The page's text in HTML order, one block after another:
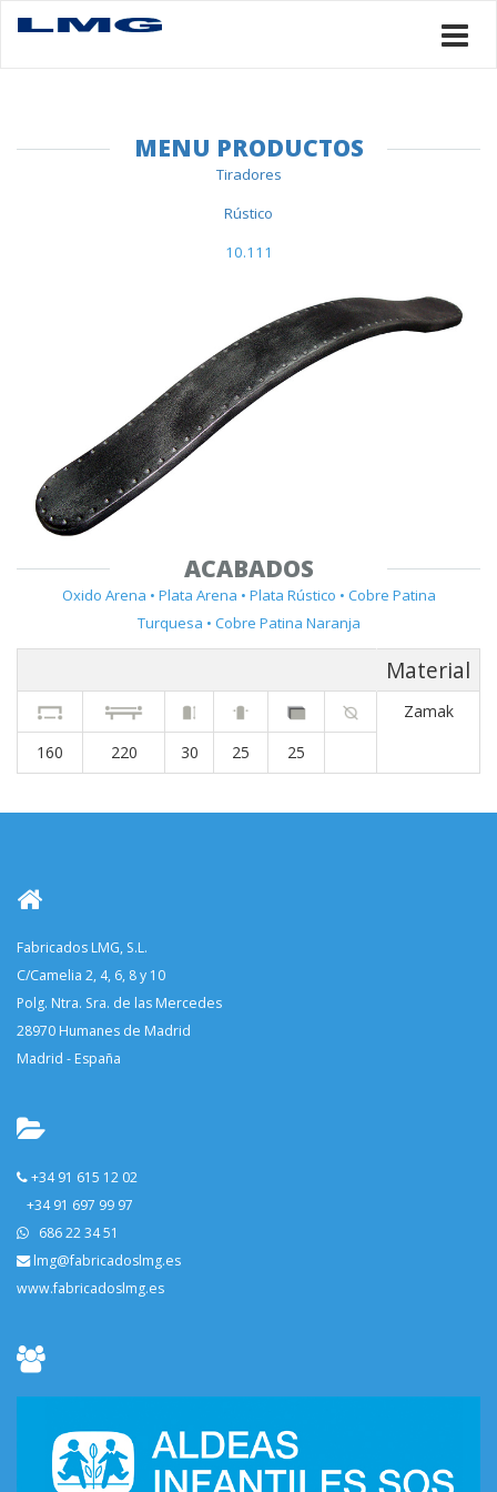
MENU PRODUCTOS
Tiradores
Rústico
10.111
ACABADOS
Oxido Arena • Plata Arena • Plata Rústico • Cobre Patina
Turquesa • Cobre Patina Naranja
Material
Zamak
160
220 30 25 25
Fabricados LMG, S.L.
C/Camelia 2, 4, 6, 8 y 10
Polg. Ntra. Sra. de las Mercedes
28970 Humanes de Madrid
Madrid - España
+34 91 615 12 02
+34 91 697 99 97
686 22 34 51
lmg@fabricadoslmg.es
www.fabricadoslmg.es